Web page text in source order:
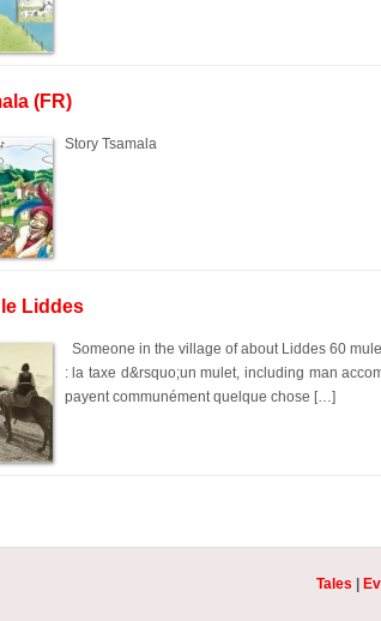
(FR)
Story Tsamala
Liddes
Someone in the village of about Liddes 60
: la taxe d&rsquo;un mulet, including man
payent communément quelque chose […]
Tales